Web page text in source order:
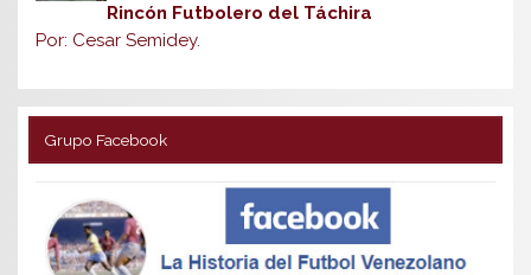
Rincón Futbolero del Táchira
Por: Cesar Semidey.
Grupo Facebook